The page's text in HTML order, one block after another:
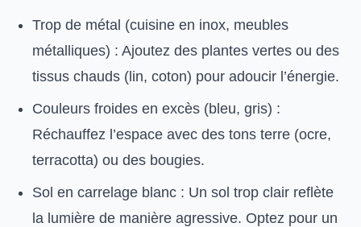
Trop de métal (cuisine en inox, meubles
métalliques) : Ajoutez des plantes vertes ou des
tissus chauds (lin, coton) pour adoucir l’énergie.
Couleurs froides en excès (bleu, gris) :
Réchauffez l’espace avec des tons terre (ocre,
terracotta) ou des bougies.
Sol en carrelage blanc : Un sol trop clair reflète
la lumière de manière agressive. Optez pour un